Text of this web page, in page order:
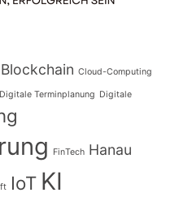
Blockchain Cloud-Computing
Digitale Terminplanung Digitale
FinTech Hanau
IoT KI